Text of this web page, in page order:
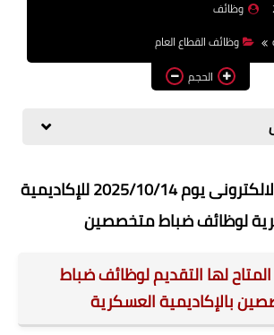
بالجامعات والمعاهد
اخبار
وظائف
وظائف القطاع العام
الحجم
ينتهى التقديم الالكترونى يوم 2025/10/14 للإكاديمية
لوظائف ضباط متخصصين
لها التقديم لوظائف ضباط
بالإكاديمية العسكرية